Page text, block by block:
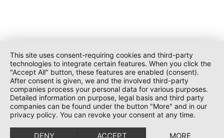
This site uses consent-requiring cookies and third-party
technologies to integrate certain features. When you click the
"Accept All" button, these features are enabled (consent).
After consent is given, we and the involved third-party
companies process your personal data for various purposes.
Detailed information on purpose, legal basis and third party
companies can be found under the button "More" and in our
privacy policy. You can revoke your consent at any time.
DENY ACCEPT MORE